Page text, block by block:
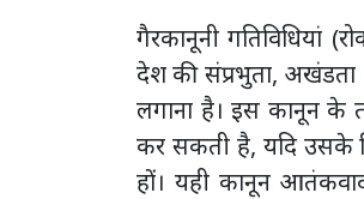
गैरकानूनी गतिविधियां
देश की संप्रभुता, अखंडता
लगाना है। इस कानून के
कर सकती है, यदि उसके
हों। यही कानून